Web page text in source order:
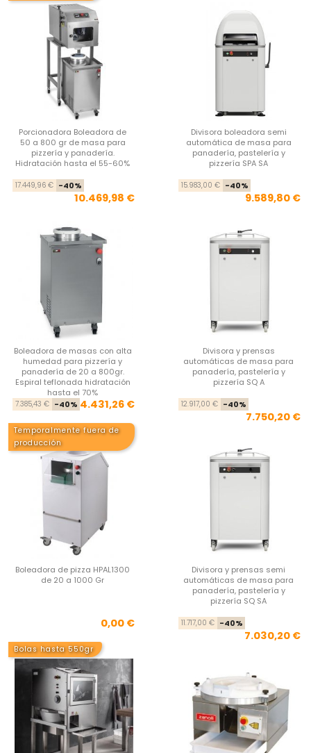
Porcionadora Boleadora de
50 a 800 gr de masa para
pizzería y panadería.
Hidratación hasta el 55-60%
Precio base
17.449,96 € -40%
10.469,98 €
Divisora boleadora semi
automática de masa para
panadería, pastelería y
pizzería SPA SA
15.983,00 € -40%
9.589,80 €
Boleadora de masas con alta
humedad para pizzería y
panadería de 20 a 800gr.
Espiral teflonada hidratación
hasta el 70%
Precio base
7.385,43 € -40% Precio
4.431,26 €
Divisora y prensas
automáticas de masa para
panadería, pastelería y
pizzería SQ A
12.917,00 € -40%
7.750,20 €
Temporalmente fuera de
producción
Boleadora de pizza HPAL1300
de 20 a 1000 Gr
Precio
0,00 €
Divisora y prensas semi
automáticas de masa para
panadería, pastelería y
pizzería SQ SA
11.717,00 € -40%
7.030,20 €
Bolas hasta 550gr